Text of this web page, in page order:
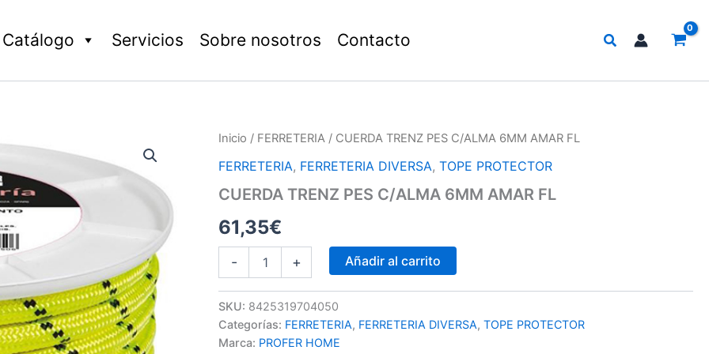
Catálogo Servicios Sobre nosotros Contacto Buscar
Inicio / FERRETERIA / CUERDA TRENZ PES C/ALMA 6MM AMAR FL
FERRETERIA, FERRETERIA DIVERSA,TOPE PROTECTOR
CUERDA TRENZ PES C/ALMA 6MM AMAR FL
61,35€
-
CUERDA
PES
6MM
FL
cantidad
+ Añadir al carrito
SKU: 8425319704050
Categorías: FERRETERIA, FERRETERIA DIVERSA,TOPE PROTECTOR
Marca: PROFER HOME